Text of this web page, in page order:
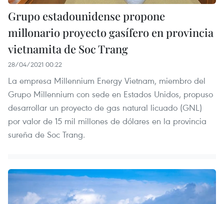
Grupo estadounidense propone
millonario proyecto gasífero en provincia
vietnamita de Soc Trang
28/04/2021 00:22
La empresa Millennium Energy Vietnam, miembro del
Grupo Millennium con sede en Estados Unidos, propuso
desarrollar un proyecto de gas natural licuado (GNL)
por valor de 15 mil millones de dólares en la provincia
sureña de Soc Trang.